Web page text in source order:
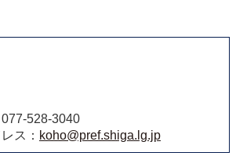
528-3040
ス： koho@pref.shiga.lg.jp